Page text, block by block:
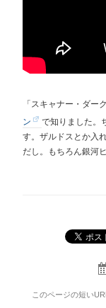
「スキャナー・ダー
ン
で知りました。
す。ザルドスとか入
だし。もちろん銀河